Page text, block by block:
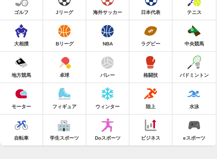
ゴルフ Jリーグ 海外サッカー 日本代表 テニス
大相撲 Bリーグ NBA ラグビー 中央競馬
地方競馬 卓球 バレー 格闘技 バドミントン
モーター フィギュア ウィンター 陸上 水泳
自転車 学生スポーツ Doスポーツ ビジネス eスポーツ